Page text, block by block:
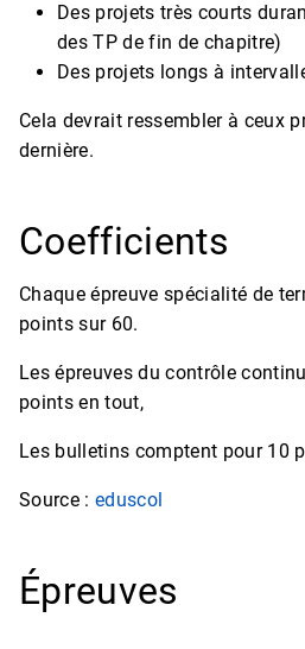
Des projets très courts
des TP de fin de chapitre)
Des projets longs à
Cela devrait ressembler à ceux
dernière.
Coefficients
Chaque épreuve spécialité de
points sur 60.
Les épreuves du contrôle
points en tout,
Les bulletins comptent pour 10
Source : eduscol
Épreuves